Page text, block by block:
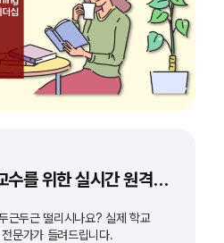
[EVENT] 교사 및 교수를 위한 실시간 원격수업 도구 특강
근두근 떨리시나요? 실제 학교
문가가 들려드립니다.